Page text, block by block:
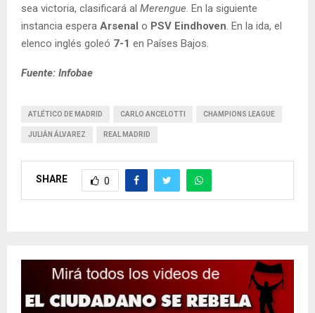
sea victoria, clasificará al Merengue . En la siguiente
instancia espera Arsenal o PSV Eindhoven . En la ida, el
elenco inglés goleó 7-1 en Países Bajos.
Fuente: Infobae
ATLÉTICO DE MADRID CARLO ANCELOTTI CHAMPIONS LEAGUE
JULIÁN ÁLVAREZ REAL MADRID
SHARE 0